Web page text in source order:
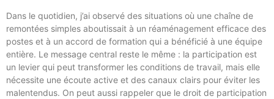
Dans le quotidien, j’ai observé des situations où une chaîne de
remontées simples aboutissait à un réaménagement efficace des
postes et à un accord de formation qui a bénéficié à une équipe
entière. Le message central reste le même : la participation est
un levier qui peut transformer les conditions de travail, mais elle
nécessite une écoute active et des canaux clairs pour éviter les
malentendus. On peut aussi rappeler que le droit de participation